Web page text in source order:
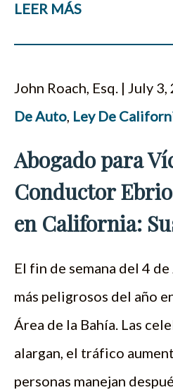
LEER MÁS
John Roach, Esq. | July 3,
De Auto, Ley De
Abogado para
Conductor
en California:
El fin de semana del 4
más peligrosos del año
Área de la Bahía. Las
alargan, el tráfico
personas manejan